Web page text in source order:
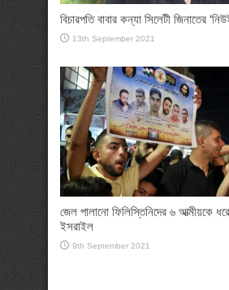
বিচারপতি বাবার কন্যা সিলেটী জিনাতের
13th September 2021
জেল পালানো ফিলিস্তিনিদের ৬ আত্মীয়কে
ইসরাইল
9th September 2021